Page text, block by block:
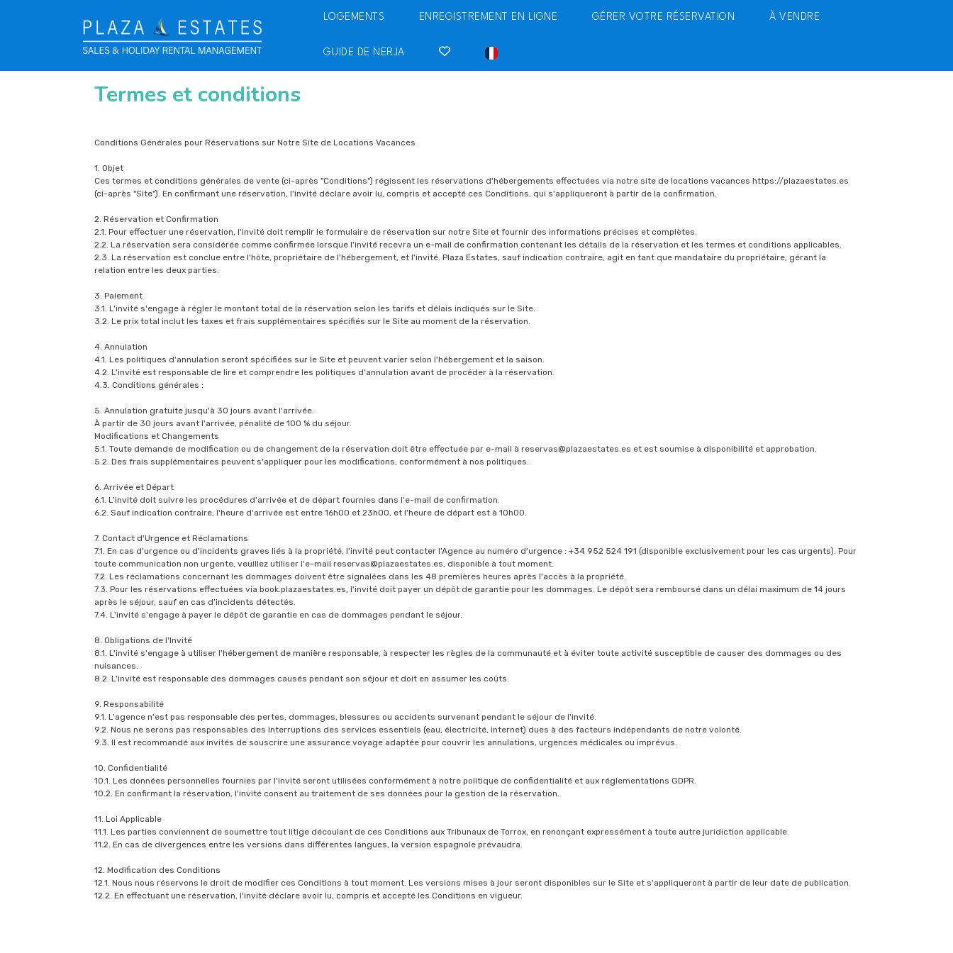
LOGEMENTS ENREGISTREMENT EN LIGNE GÉRER VOTRE RÉSERVATION À VENDRE
GUIDE DE NERJA
Termes et conditions
Conditions Générales pour Réservations sur Notre Site de Locations Vacances
1. Objet
Ces termes et conditions générales de vente (ci-après "Conditions") régissent les réservations d'hébergements effectuées via notre site de locations vacances https://plazaestates.es
(ci-après "Site"). En confirmant une réservation, l'invité déclare avoir lu, compris et accepté ces Conditions, qui s'appliqueront à partir de la confirmation.
2. Réservation et Confirmation
2.1. Pour effectuer une réservation, l'invité doit remplir le formulaire de réservation sur notre Site et fournir des informations précises et complètes.
2.2. La réservation sera considérée comme confirmée lorsque l'invité recevra un e-mail de confirmation contenant les détails de la réservation et les termes et conditions applicables.
2.3. La réservation est conclue entre l'hôte, propriétaire de l'hébergement, et l'invité. Plaza Estates, sauf indication contraire, agit en tant que mandataire du propriétaire, gérant la
relation entre les deux parties.
3. Paiement
3.1. L'invité s'engage à régler le montant total de la réservation selon les tarifs et délais indiqués sur le Site.
3.2. Le prix total inclut les taxes et frais supplémentaires spécifiés sur le Site au moment de la réservation.
4. Annulation
4.1. Les politiques d'annulation seront spécifiées sur le Site et peuvent varier selon l'hébergement et la saison.
4.2. L'invité est responsable de lire et comprendre les politiques d'annulation avant de procéder à la réservation.
4.3. Conditions générales :
5. Annulation gratuite jusqu'à 30 jours avant l'arrivée.
À partir de 30 jours avant l'arrivée, pénalité de 100 % du séjour.
Modifications et Changements
5.1. Toute demande de modification ou de changement de la réservation doit être effectuée par e-mail à reservas@plazaestates.es et est soumise à disponibilité et approbation.
5.2. Des frais supplémentaires peuvent s'appliquer pour les modifications, conformément à nos politiques.
6. Arrivée et Départ
6.1. L'invité doit suivre les procédures d'arrivée et de départ fournies dans l'e-mail de confirmation.
6.2. Sauf indication contraire, l'heure d'arrivée est entre 16h00 et 23h00, et l'heure de départ est à 10h00.
7. Contact d'Urgence et Réclamations
7.1. En cas d'urgence ou d'incidents graves liés à la propriété, l'invité peut contacter l'Agence au numéro d'urgence : +34 952 524 191 (disponible exclusivement pour les cas urgents). Pour
toute communication non urgente, veuillez utiliser l'e-mail reservas@plazaestates.es, disponible à tout moment.
7.2. Les réclamations concernant les dommages doivent être signalées dans les 48 premières heures après l'accès à la propriété.
7.3. Pour les réservations effectuées via book.plazaestates.es, l'invité doit payer un dépôt de garantie pour les dommages. Le dépôt sera remboursé dans un délai maximum de 14 jours
après le séjour, sauf en cas d'incidents détectés.
7.4. L'invité s'engage à payer le dépôt de garantie en cas de dommages pendant le séjour.
8. Obligations de l'Invité
8.1. L'invité s'engage à utiliser l'hébergement de manière responsable, à respecter les règles de la communauté et à éviter toute activité susceptible de causer des dommages ou des
nuisances.
8.2. L'invité est responsable des dommages causés pendant son séjour et doit en assumer les coûts.
9. Responsabilité
9.1. L'agence n'est pas responsable des pertes, dommages, blessures ou accidents survenant pendant le séjour de l'invité.
9.2. Nous ne serons pas responsables des interruptions des services essentiels (eau, électricité, internet) dues à des facteurs indépendants de notre volonté.
9.3. Il est recommandé aux invités de souscrire une assurance voyage adaptée pour couvrir les annulations, urgences médicales ou imprévus.
10. Confidentialité
10.1. Les données personnelles fournies par l'invité seront utilisées conformément à notre politique de confidentialité et aux réglementations GDPR.
10.2. En confirmant la réservation, l'invité consent au traitement de ses données pour la gestion de la réservation.
11. Loi Applicable
11.1. Les parties conviennent de soumettre tout litige découlant de ces Conditions aux Tribunaux de Torrox, en renonçant expressément à toute autre juridiction applicable.
11.2. En cas de divergences entre les versions dans différentes langues, la version espagnole prévaudra.
12. Modification des Conditions
12.1. Nous nous réservons le droit de modifier ces Conditions à tout moment. Les versions mises à jour seront disponibles sur le Site et s'appliqueront à partir de leur date de publication.
12.2. En effectuant une réservation, l'invité déclare avoir lu, compris et accepté les Conditions en vigueur.